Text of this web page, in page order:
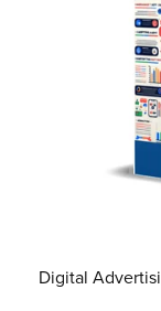
Digital